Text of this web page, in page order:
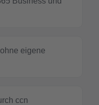
eigene
ccn